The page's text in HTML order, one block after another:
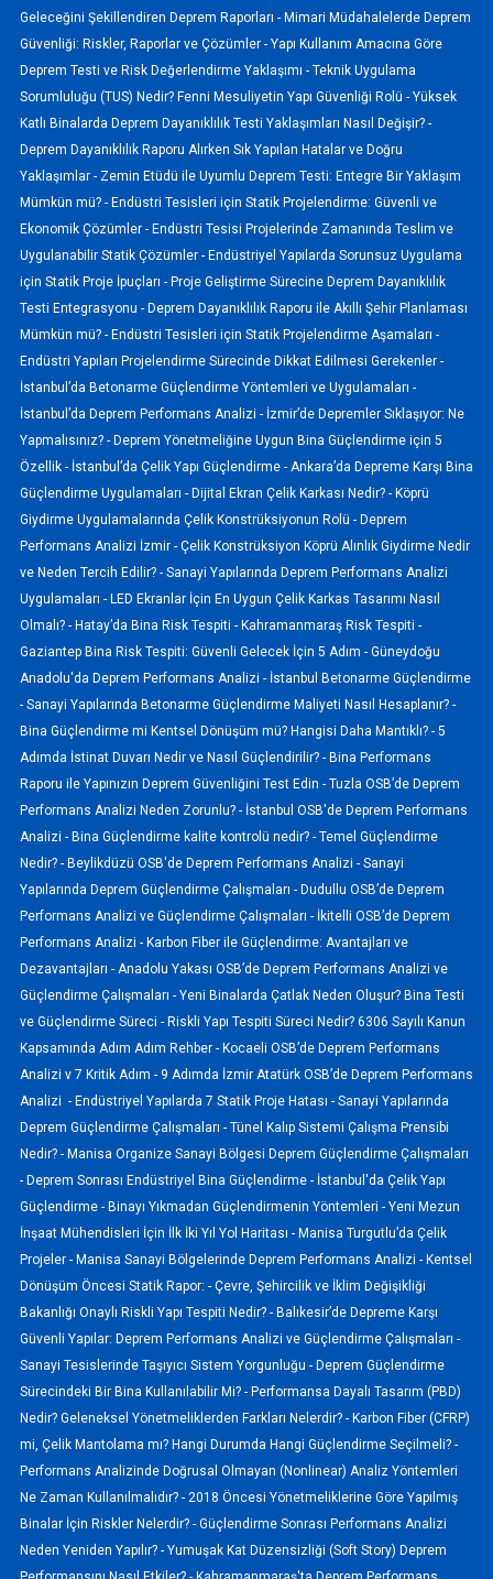
Geleceğini Şekillendiren Deprem Raporları - Mimari Müdahalelerde Deprem
Güvenliği: Riskler, Raporlar ve Çözümler - Yapı Kullanım Amacına Göre
Deprem Testi ve Risk Değerlendirme Yaklaşımı - Teknik Uygulama
Sorumluluğu (TUS) Nedir? Fenni Mesuliyetin Yapı Güvenliği Rolü - Yüksek
Katlı Binalarda Deprem Dayanıklılık Testi Yaklaşımları Nasıl Değişir? -
Deprem Dayanıklılık Raporu Alırken Sık Yapılan Hatalar ve Doğru
Yaklaşımlar - Zemin Etüdü ile Uyumlu Deprem Testi: Entegre Bir Yaklaşım
Mümkün mü? - Endüstri Tesisleri için Statik Projelendirme: Güvenli ve
Ekonomik Çözümler - Endüstri Tesisi Projelerinde Zamanında Teslim ve
Uygulanabilir Statik Çözümler - Endüstriyel Yapılarda Sorunsuz Uygulama
için Statik Proje İpuçları - Proje Geliştirme Sürecine Deprem Dayanıklılık
Testi Entegrasyonu - Deprem Dayanıklılık Raporu ile Akıllı Şehir Planlaması
Mümkün mü? - Endüstri Tesisleri için Statik Projelendirme Aşamaları -
Endüstri Yapıları Projelendirme Sürecinde Dikkat Edilmesi Gerekenler -
İstanbul’da Betonarme Güçlendirme Yöntemleri ve Uygulamaları -
İstanbul’da Deprem Performans Analizi - İzmir’de Depremler Sıklaşıyor: Ne
Yapmalısınız? - Deprem Yönetmeliğine Uygun Bina Güçlendirme için 5
Özellik - İstanbul’da Çelik Yapı Güçlendirme - Ankara’da Depreme Karşı Bina
Güçlendirme Uygulamaları - Dijital Ekran Çelik Karkası Nedir? - Köprü
Giydirme Uygulamalarında Çelik Konstrüksiyonun Rolü - Deprem
Performans Analizi İzmir - Çelik Konstrüksiyon Köprü Alınlık Giydirme Nedir
ve Neden Tercih Edilir? - Sanayi Yapılarında Deprem Performans Analizi
Uygulamaları - LED Ekranlar İçin En Uygun Çelik Karkas Tasarımı Nasıl
Olmalı? - Hatay’da Bina Risk Tespiti - Kahramanmaraş Risk Tespiti -
Gaziantep Bina Risk Tespiti: Güvenli Gelecek İçin 5 Adım - Güneydoğu
Anadolu'da Deprem Performans Analizi - İstanbul Betonarme Güçlendirme
- Sanayi Yapılarında Betonarme Güçlendirme Maliyeti Nasıl Hesaplanır? -
Bina Güçlendirme mi Kentsel Dönüşüm mü? Hangisi Daha Mantıklı? - 5
Adımda İstinat Duvarı Nedir ve Nasıl Güçlendirilir? - Bina Performans
Raporu ile Yapınızın Deprem Güvenliğini Test Edin - Tuzla OSB’de Deprem
Performans Analizi Neden Zorunlu? - İstanbul OSB'de Deprem Performans
Analizi - Bina Güçlendirme kalite kontrolü nedir? - Temel Güçlendirme
Nedir? - Beylikdüzü OSB'de Deprem Performans Analizi - Sanayi
Yapılarında Deprem Güçlendirme Çalışmaları - Dudullu OSB’de Deprem
Performans Analizi ve Güçlendirme Çalışmaları - İkitelli OSB’de Deprem
Performans Analizi - Karbon Fiber ile Güçlendirme: Avantajları ve
Dezavantajları - Anadolu Yakası OSB’de Deprem Performans Analizi ve
Güçlendirme Çalışmaları - Yeni Binalarda Çatlak Neden Oluşur? Bina Testi
ve Güçlendirme Süreci - Riskli Yapı Tespiti Süreci Nedir? 6306 Sayılı Kanun
Kapsamında Adım Adım Rehber - Kocaeli OSB’de Deprem Performans
Analizi v 7 Kritik Adım - 9 Adımda İzmir Atatürk OSB’de Deprem Performans
Analizi - Endüstriyel Yapılarda 7 Statik Proje Hatası - Sanayi Yapılarında
Deprem Güçlendirme Çalışmaları - Tünel Kalıp Sistemi Çalışma Prensibi
Nedir? - Manisa Organize Sanayi Bölgesi Deprem Güçlendirme Çalışmaları
- Deprem Sonrası Endüstriyel Bina Güçlendirme - İstanbul'da Çelik Yapı
Güçlendirme - Binayı Yıkmadan Güçlendirmenin Yöntemleri - Yeni Mezun
İnşaat Mühendisleri İçin İlk İki Yıl Yol Haritası - Manisa Turgutlu’da Çelik
Projeler - Manisa Sanayi Bölgelerinde Deprem Performans Analizi - Kentsel
Dönüşüm Öncesi Statik Rapor: - Çevre, Şehircilik ve İklim Değişikliği
Bakanlığı Onaylı Riskli Yapı Tespiti Nedir? - Balıkesir’de Depreme Karşı
Güvenli Yapılar: Deprem Performans Analizi ve Güçlendirme Çalışmaları -
Sanayi Tesislerinde Taşıyıcı Sistem Yorgunluğu - Deprem Güçlendirme
Sürecindeki Bir Bina Kullanılabilir Mi? - Performansa Dayalı Tasarım (PBD)
Nedir? Geleneksel Yönetmeliklerden Farkları Nelerdir? - Karbon Fiber (CFRP)
mi, Çelik Mantolama mı? Hangi Durumda Hangi Güçlendirme Seçilmeli? -
Performans Analizinde Doğrusal Olmayan (Nonlinear) Analiz Yöntemleri
Ne Zaman Kullanılmalıdır? - 2018 Öncesi Yönetmeliklerine Göre Yapılmış
Binalar İçin Riskler Nelerdir? - Güçlendirme Sonrası Performans Analizi
Neden Yeniden Yapılır? - Yumuşak Kat Düzensizliği (Soft Story) Deprem